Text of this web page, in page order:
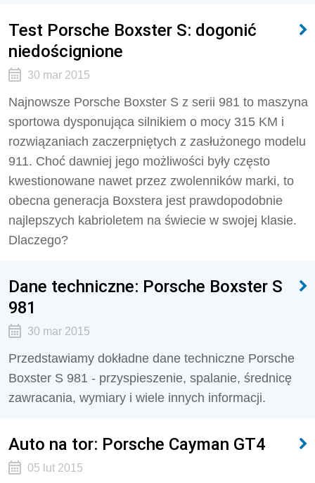
Test Porsche Boxster S: dogonić
niedoścignione
30 mar 2015
Najnowsze Porsche Boxster S z serii 981 to maszyna
sportowa dysponująca silnikiem o mocy 315 KM i
rozwiązaniach zaczerpniętych z zasłużonego modelu
911. Choć dawniej jego możliwości były często
kwestionowane nawet przez zwolenników marki, to
obecna generacja Boxstera jest prawdopodobnie
najlepszych kabrioletem na świecie w swojej klasie.
Dlaczego?
Dane techniczne: Porsche Boxster S
981
30 mar 2015
Przedstawiamy dokładne dane techniczne Porsche
Boxster S 981 - przyspieszenie, spalanie, średnicę
zawracania, wymiary i wiele innych informacji.
Auto na tor: Porsche Cayman GT4
05 lut 2015